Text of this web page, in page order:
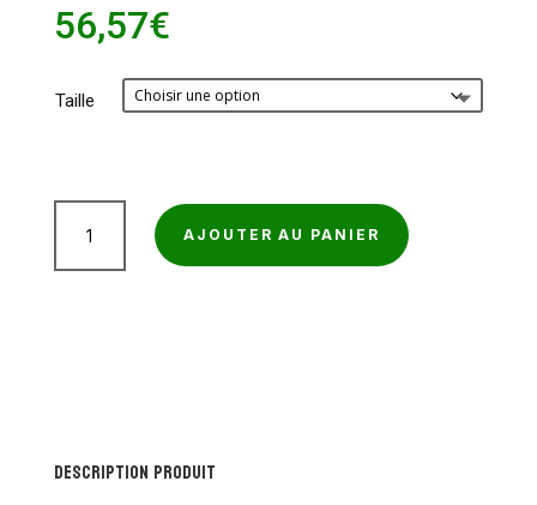
56,57€
Taille
–
AJOUTER AU PANIER
Description produit